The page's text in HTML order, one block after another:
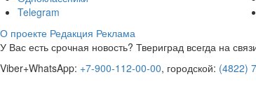
Telegram
О проекте Редакция Реклама
У Вас есть срочная новость? Твериград всегда на
Viber+WhatsApp: +7-900-112-00-00, городской: (4822)